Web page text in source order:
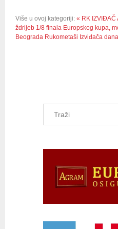
Više u ovoj kategoriji: « RK IZVIĐAČ
ždrijeb 1/8 finala Europskog kupa,
Beograda Rukometaši Izviđača